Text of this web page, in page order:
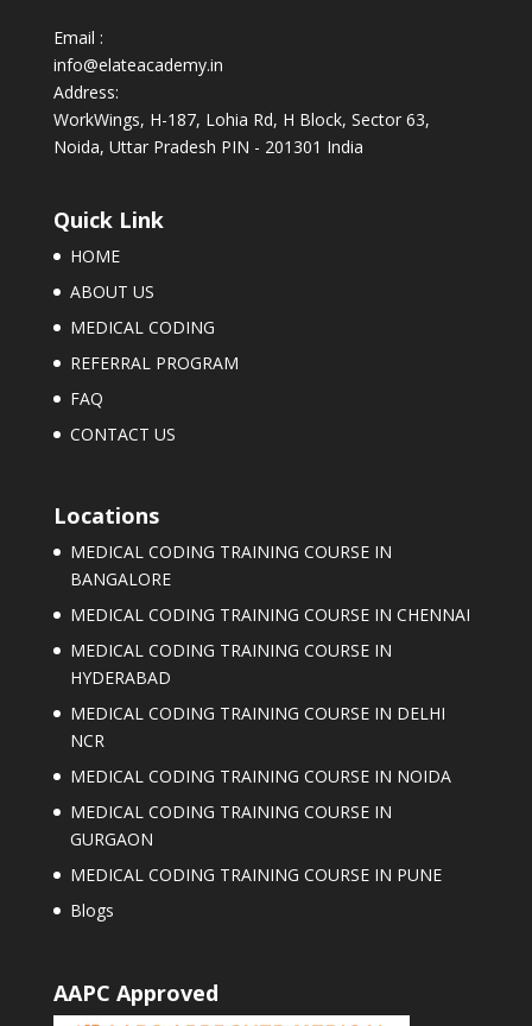
Email :
info@elateacademy.in
Address:
WorkWings, H-187, Lohia Rd, H Block, Sector 63,
Noida, Uttar Pradesh PIN - 201301 India
Quick Link
HOME
ABOUT US
MEDICAL CODING
REFERRAL PROGRAM
FAQ
CONTACT US
Locations
MEDICAL CODING TRAINING COURSE IN
BANGALORE
MEDICAL CODING TRAINING COURSE IN CHENNAI
MEDICAL CODING TRAINING COURSE IN
HYDERABAD
MEDICAL CODING TRAINING COURSE IN DELHI
NCR
MEDICAL CODING TRAINING COURSE IN NOIDA
MEDICAL CODING TRAINING COURSE IN
GURGAON
MEDICAL CODING TRAINING COURSE IN PUNE
Blogs
AAPC Approved